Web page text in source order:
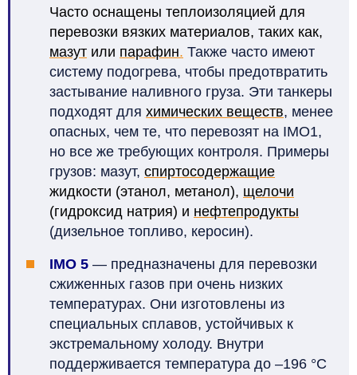
Часто оснащены теплоизоляцией для
перевозки вязких материалов, таких как,
мазут или парафин. Также часто имеют
систему подогрева, чтобы предотвратить
застывание наливного груза. Эти танкеры
подходят для химических веществ, менее
опасных, чем те, что перевозят на IMO1,
но все же требующих контроля. Примеры
грузов: мазут, спиртосодержащие
жидкости (этанол, метанол), щелочи
(гидроксид натрия) и нефтепродукты
(дизельное топливо, керосин).
IMO 5 — предназначены для перевозки
сжиженных газов при очень низких
температурах. Они изготовлены из
специальных сплавов, устойчивых к
экстремальному холоду. Внутри
поддерживается температура до –196 °C